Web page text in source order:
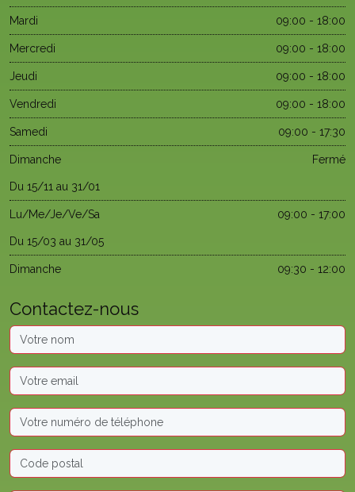
Mardi 09:00 - 18:00
Mercredi 09:00 - 18:00
Jeudi 09:00 - 18:00
Vendredi 09:00 - 18:00
Samedi 09:00 - 17:30
Dimanche Fermé
Du 15/11 au 31/01
Lu/Me/Je/Ve/Sa 09:00 - 17:00
Du 15/03 au 31/05
Dimanche 09:30 - 12:00
Contactez-nous